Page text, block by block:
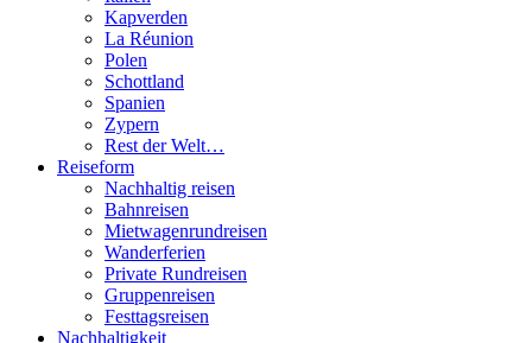
Kapverden
La Réunion
Polen
Schottland
Spanien
Zypern
Rest der Welt…
Reiseform
Nachhaltig reisen
Bahnreisen
Mietwagenrundreisen
Wanderferien
Private Rundreisen
Gruppenreisen
Festtagsreisen
Nachhaltigkeit